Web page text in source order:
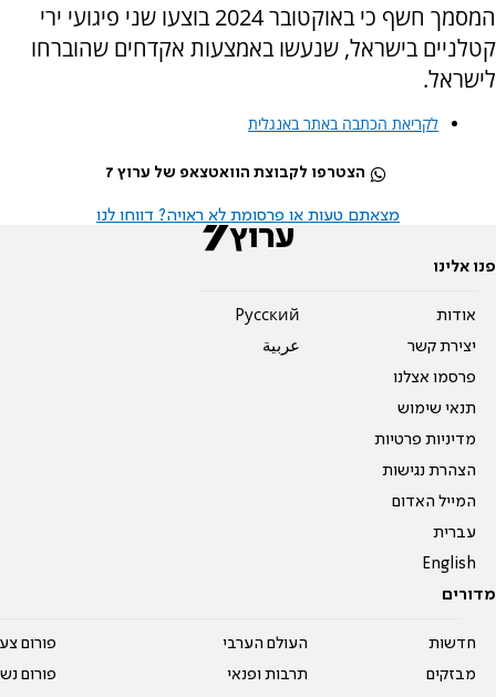
המסמך חשף כי באוקטובר 2024 בוצעו שני פיגועי ירי
קטלניים בישראל, שנעשו באמצעות אקדחים שהוברחו
לישראל.
לקריאת הכתבה באתר באנגלית
הצטרפו לקבוצת הוואטצאפ של ערוץ 7
מצאתם טעות או פרסומת לא ראויה? דווחו לנו
פנו אלינו
אודות
יצירת קשר
פרסמו אצלנו
תנאי שימוש
מדיניות פרטיות
הצהרת נגישות
המייל האדום
עברית
English
Pусский
عربية
מדורים
חדשות
מבזקים
העולם הערבי
תרבות ופנאי
פורום
פורום